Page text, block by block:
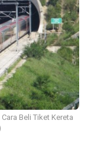
Beli Tiket Kereta